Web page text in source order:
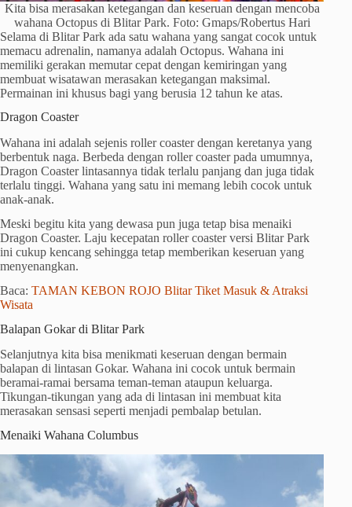
Kita bisa merasakan ketegangan dan keseruan dengan mencoba
wahana Octopus di Blitar Park. Foto: Gmaps/Robertus Hari
Selama di Blitar Park ada satu wahana yang sangat cocok untuk
memacu adrenalin, namanya adalah Octopus. Wahana ini
memiliki gerakan memutar cepat dengan kemiringan yang
membuat wisatawan merasakan ketegangan maksimal.
Permainan ini khusus bagi yang berusia 12 tahun ke atas.
Dragon Coaster
Wahana ini adalah sejenis roller coaster dengan keretanya yang
berbentuk naga. Berbeda dengan roller coaster pada umumnya,
Dragon Coaster lintasannya tidak terlalu panjang dan juga tidak
terlalu tinggi. Wahana yang satu ini memang lebih cocok untuk
anak-anak.
Meski begitu kita yang dewasa pun juga tetap bisa menaiki
Dragon Coaster. Laju kecepatan roller coaster versi Blitar Park
ini cukup kencang sehingga tetap memberikan keseruan yang
menyenangkan.
Baca: TAMAN KEBON ROJO Blitar Tiket Masuk & Atraksi
Wisata
Balapan Gokar di Blitar Park
Selanjutnya kita bisa menikmati keseruan dengan bermain
balapan di lintasan Gokar. Wahana ini cocok untuk bermain
beramai-ramai bersama teman-teman ataupun keluarga.
Tikungan-tikungan yang ada di lintasan ini membuat kita
merasakan sensasi seperti menjadi pembalap betulan.
Menaiki Wahana Columbus